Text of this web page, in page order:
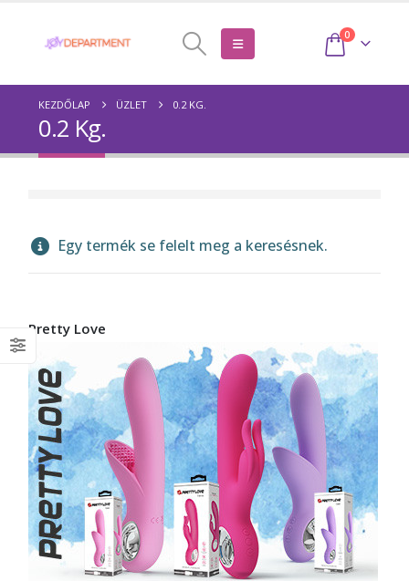
0
KEZDŐLAP ÜZLET 0.2 KG.
0.2 Kg.
Egy termék se felelt meg a keresésnek.
Pretty Love